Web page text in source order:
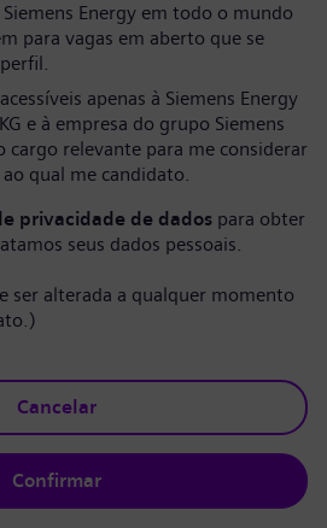
Energy em todo o mundo
para vagas em aberto que se
apenas à Siemens Energy
e à empresa do grupo Siemens
cargo relevante para me considerar
qual me candidato.
privacidade de dados para obter
seus dados pessoais.
ser alterada a qualquer momento
Cancelar
Confirmar